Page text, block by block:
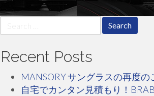
for:
Recent Posts
MANSORY サングラスの再度の
自宅でカンタン見積もり！